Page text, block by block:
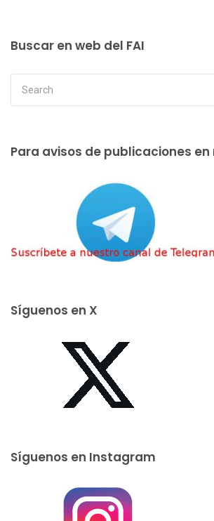
Buscar en web del FAI
Para avisos de publicaciones
Síguenos en X
Síguenos en Instagram